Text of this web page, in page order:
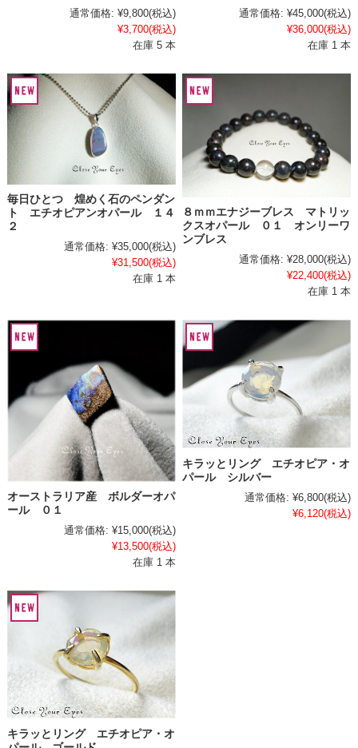
通常価格: ¥9,800(税込)
¥3,700(税込)
在庫 5 本
通常価格: ¥45,000(税込)
¥36,000(税込)
在庫 1 本
毎日ひとつ 煌めく石のペンダン
ト エチオピアンオパール １４
２
通常価格: ¥35,000(税込)
¥31,500(税込)
在庫 1 本
８ｍｍエナジーブレス マトリッ
クスオパール ０１ オンリーワ
ンブレス
通常価格: ¥28,000(税込)
¥22,400(税込)
在庫 1 本
オーストラリア産 ボルダーオパ
ール ０１
通常価格: ¥15,000(税込)
¥13,500(税込)
在庫 1 本
キラッとリング エチオピア・オ
パール シルバー
通常価格: ¥6,800(税込)
¥6,120(税込)
キラッとリング エチオピア・オ